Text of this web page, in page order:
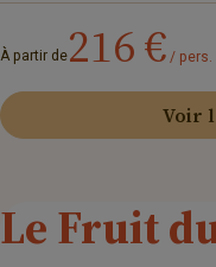
À partir de216€ / pers.
Voir
LeFruit